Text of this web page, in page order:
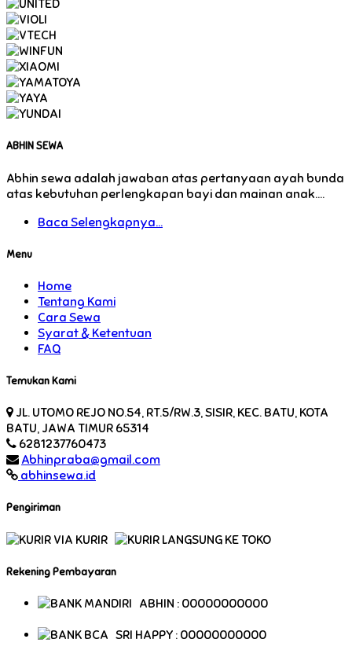
ABHIN SEWA
Abhin sewa adalah jawaban atas pertanyaan ayah bunda
atas kebutuhan perlengkapan bayi dan mainan anak....
Baca Selengkapnya...
Menu
Home
Tentang Kami
Cara Sewa
Syarat & Ketentuan
FAQ
Temukan Kami
JL. UTOMO REJO NO.54, RT.5/RW.3, SISIR, KEC. BATU, KOTA
BATU, JAWA TIMUR 65314
6281237760473
Abhinpraba@gmail.com
abhinsewa.id
Pengiriman
VIA KURIR LANGSUNG KE TOKO
Rekening Pembayaran
ABHIN : 00000000000
SRI HAPPY : 00000000000